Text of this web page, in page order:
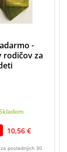
-
rodičov za
10,56 €
posledných 30